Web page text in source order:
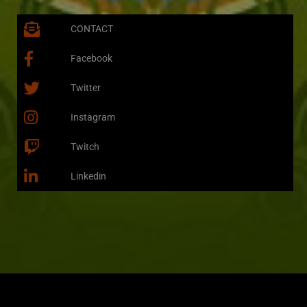
CONTACT
Facebook
Twitter
Instagram
Twitch
Linkedin